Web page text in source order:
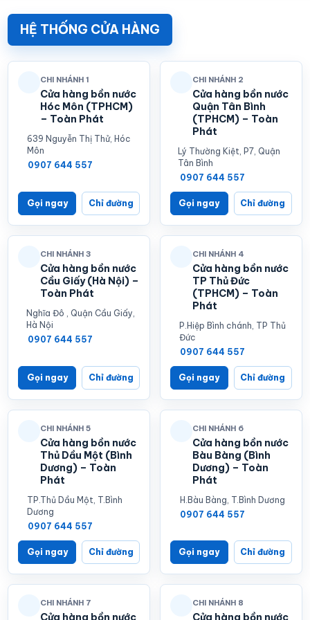
>>> Xem thêm
bình nước nóng Ferroli
>>> Xem thêm
HỆ THỐNG CỬA HÀNG
CHI NHÁNH 1
Cửa hàng bồn nước
Hóc Môn (TPHCM)
– Toàn Phát
639 Nguyễn Thị Thử, Hóc
Môn
0907 644 557
Gọi ngay Chỉ đường
CHI NHÁNH 2
Cửa hàng bồn nước
Quận Tân Bình
(TPHCM) – Toàn
Phát
Lý Thường Kiệt, P7, Quận
Tân Bình
0907 644 557
Gọi ngay Chỉ đường
CHI NHÁNH 3
Cửa hàng bồn nước
Cầu Giấy (Hà Nội) –
Toàn Phát
Nghĩa Đô , Quận Cầu Giấy,
Hà Nội
0907 644 557
Gọi ngay Chỉ đường
CHI NHÁNH 4
Cửa hàng bồn nước
TP Thủ Đức
(TPHCM) – Toàn
Phát
P.Hiệp Bình chánh, TP Thủ
Đức
0907 644 557
Gọi ngay Chỉ đường
CHI NHÁNH 5
Cửa hàng bồn nước
Thủ Dầu Một (Bình
Dương) – Toàn
Phát
TP.Thủ Dầu Một, T.Bình
Dương
0907 644 557
Gọi ngay Chỉ đường
CHI NHÁNH 6
Cửa hàng bồn nước
Bàu Bàng (Bình
Dương) – Toàn
Phát
H.Bàu Bàng, T.Bình Dương
0907 644 557
Gọi ngay Chỉ đường
CHI NHÁNH 7
Cửa hàng bồn nước
CHI NHÁNH 8
Cửa hàng bồn nước